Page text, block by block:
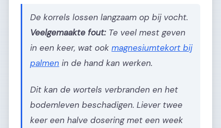
De korrels lossen langzaam op bij vocht.
Veelgemaakte fout: Te veel mest geven
in een keer, wat ook magnesiumtekort bij
palmen in de hand kan werken.
Dit kan de wortels verbranden en het
bodemleven beschadigen. Liever twee
keer een halve dosering met een week